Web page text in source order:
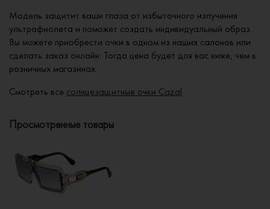
Модель защитит ваши глаза от избыточного излучения
ультрафиолета и поможет создать индивидуальный образ.
Вы можете приобрести очки в одном из наших салонов или
сделать заказ онлайн. Тогда цена будет для вас ниже, чем в
розничных магазинах.
Смотреть все солнцезащитные очки Cazal
Просмотренные товары